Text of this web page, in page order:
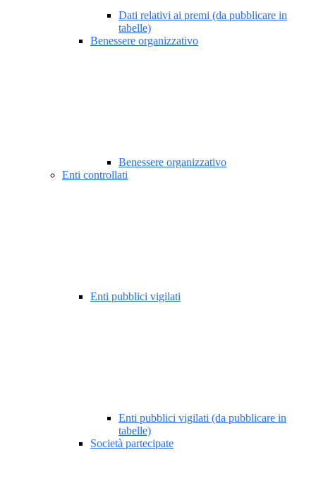
Dati relativi ai premi (da pubblicare in
tabelle)
Benessere organizzativo
Benessere organizzativo
Enti controllati
Enti pubblici vigilati
Enti pubblici vigilati (da pubblicare in
tabelle)
Società partecipate